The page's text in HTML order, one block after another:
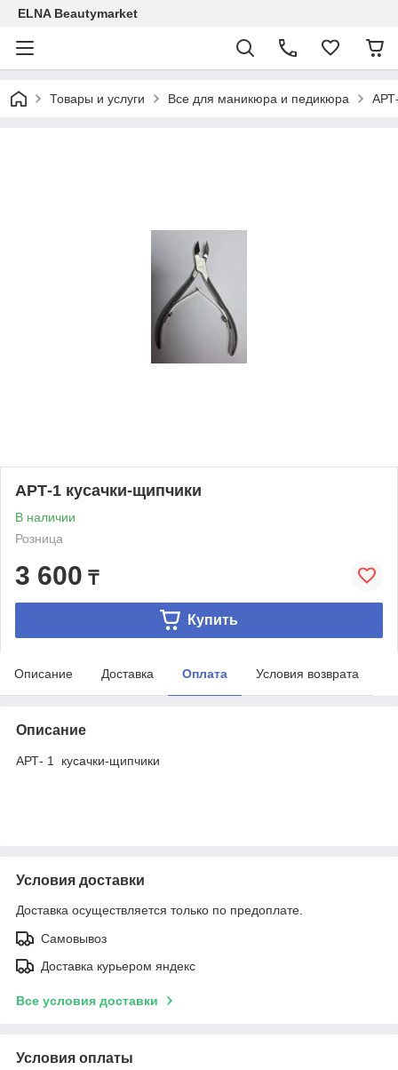
ELNA Beautymarket
Товары и услуги Все для маникюра и педикюра
АРТ-1 кусачки-щипчики
В наличии
Розница
3 600 ₸
Купить
Описание Доставка Оплата Условия возврата
Описание
АРТ- 1 кусачки-щипчики
Условия доставки
Доставка осуществляется только по предоплате.
Самовывоз
Доставка курьером яндекс
Все условия доставки
Условия оплаты